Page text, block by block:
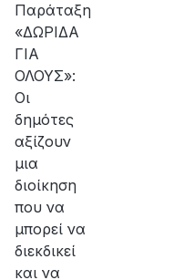
Παράταξη
«ΔΩΡΙΔΑ
ΓΙΑ
ΟΛΟΥΣ»:
Οι
δημότες
αξίζουν
μια
διοίκηση
που να
μπορεί να
διεκδικεί
και να